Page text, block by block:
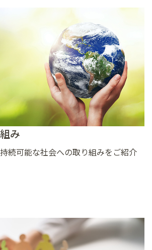
み
続可能な社会への取り組みをご紹介